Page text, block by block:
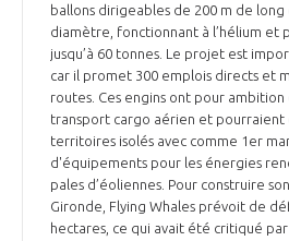
ballons dirigeables de 200 m de
diamètre, fonctionnant à l’hélium et
jusqu’à 60 tonnes. Le projet est
car il promet 300 emplois directs et
routes. Ces engins ont pour
transport cargo aérien et pourraient
territoires isolés avec comme 1er
d'équipements pour les énergies
pales d’éoliennes. Pour construire
Gironde, Flying Whales prévoit de
hectares, ce qui avait été critiqué